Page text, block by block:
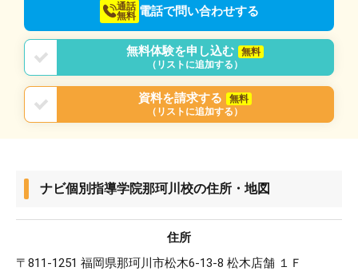
通話
無料 電話で問い合わせする
無料体験を申し込む
無料
（リストに追加する）
資料を請求する
無料
（リストに追加する）
ナビ個別指導学院那珂川校の住所・地図
住所
〒811-1251 福岡県那珂川市松木6-13-8 松木店舗 １Ｆ